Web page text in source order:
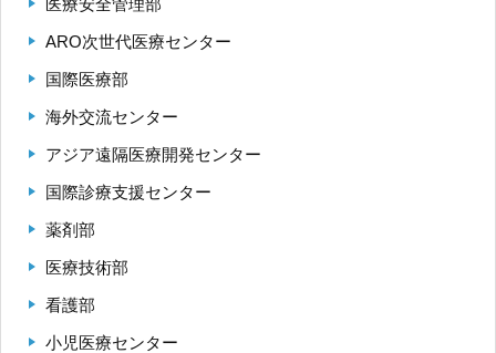
医療安全管理部
ARO次世代医療センター
国際医療部
海外交流センター
アジア遠隔医療開発センター
国際診療支援センター
薬剤部
医療技術部
看護部
小児医療センター